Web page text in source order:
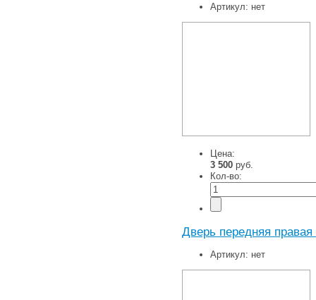
Артикул: нет
Цена:
3 500 руб.
Кол-во:
Дверь передняя
Артикул: нет